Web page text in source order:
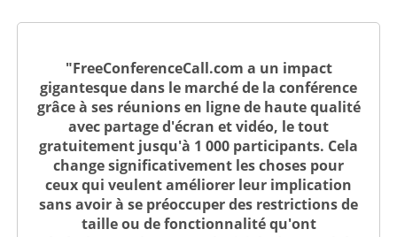
"FreeConferenceCall.com a un impact
gigantesque dans le marché de la conférence
grâce à ses réunions en ligne de haute qualité
avec partage d'écran et vidéo, le tout
gratuitement jusqu'à 1 000 participants. Cela
change significativement les choses pour
ceux qui veulent améliorer leur implication
sans avoir à se préoccuper des restrictions de
taille ou de fonctionnalité qu'ont